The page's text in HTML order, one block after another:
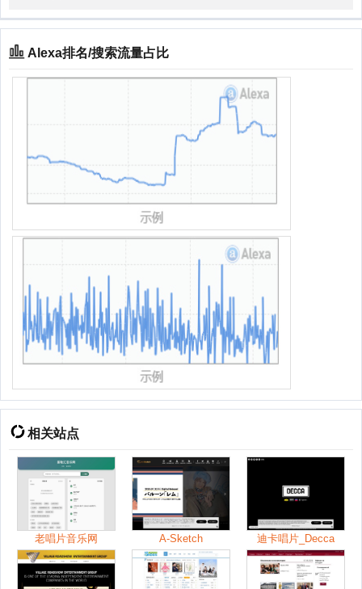
Alexa排名/搜索流量占比
相关站点
老唱片音乐网 A-Sketch 迪卡唱片_Decca